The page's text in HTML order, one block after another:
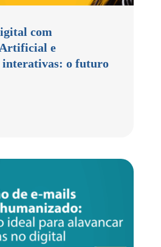
com
e
interativas: o futuro